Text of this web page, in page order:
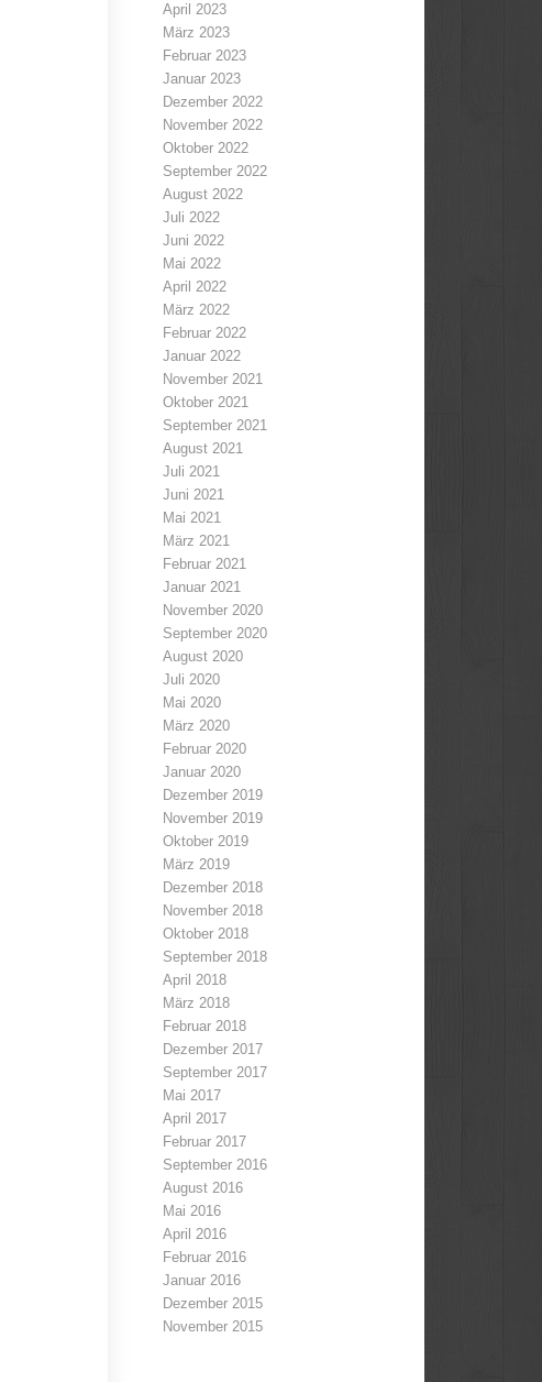
April 2023
März 2023
Februar 2023
Januar 2023
Dezember 2022
November 2022
Oktober 2022
September 2022
August 2022
Juli 2022
Juni 2022
Mai 2022
April 2022
März 2022
Februar 2022
Januar 2022
November 2021
Oktober 2021
September 2021
August 2021
Juli 2021
Juni 2021
Mai 2021
März 2021
Februar 2021
Januar 2021
November 2020
September 2020
August 2020
Juli 2020
Mai 2020
März 2020
Februar 2020
Januar 2020
Dezember 2019
November 2019
Oktober 2019
März 2019
Dezember 2018
November 2018
Oktober 2018
September 2018
April 2018
März 2018
Februar 2018
Dezember 2017
September 2017
Mai 2017
April 2017
Februar 2017
September 2016
August 2016
Mai 2016
April 2016
Februar 2016
Januar 2016
Dezember 2015
November 2015